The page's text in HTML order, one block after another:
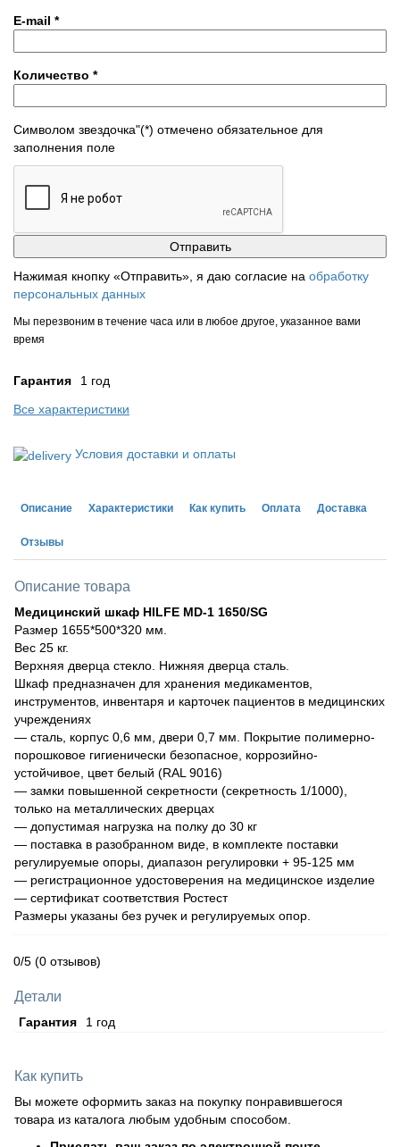
E-mail *
Количество *
Символом звездочка"(*) отмечено обязательное для
заполнения поле
Нажимая кнопку «Отправить», я даю согласие на обработку
персональных данных
Мы перезвоним в течение часа или в любое другое, указанное вами
время
Гарантия
1 год
Все характеристики
Условия доставки и оплаты
Описание Характеристики Как купить Оплата Доставка
Отзывы
Описание товара
Медицинский шкаф HILFE MD-1 1650/SG
Размер 1655*500*320 мм.
Вес 25 кг.
Верхняя дверца стекло. Нижняя дверца сталь.
Шкаф предназначен для хранения медикаментов,
инструментов, инвентаря и карточек пациентов в медицинских
учреждениях
— сталь, корпус 0,6 мм, двери 0,7 мм. Покрытие полимерно-
порошковое гигиенически безопасное, коррозийно-
устойчивое, цвет белый (RAL 9016)
— замки повышенной секретности (секретность 1/1000),
только на металлических дверцах
— допустимая нагрузка на полку до 30 кг
— поставка в разобранном виде, в комплекте поставки
регулируемые опоры, диапазон регулировки + 95-125 мм
— регистрационное удостоверения на медицинское изделие
— сертификат соответствия Ростест
Размеры указаны без ручек и регулируемых опор.
0/5 (0 отзывов)
Детали
Гарантия 1 год
Как купить
Вы можете оформить заказ на покупку понравившегося
товара из каталога любым удобным способом.